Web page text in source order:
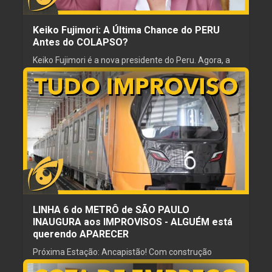
Keiko Fujimori: A Última Chance do PERU
Antes do COLAPSO?
Keiko Fujimori é a nova presidente do Peru. Agora, a
pergunta é: ela conseguirá romper o ciclo de crises
que derrubou todos os presidentes desde 2016?
15 jul. 2026
ESCRITOR REVISOR
Gordinho Caipira
NARRADOR
Gordinho Caipira
PRODUTOR
Girassol
LINHA 6 do METRÔ de SÃO PAULO
INAUGURA aos IMPROVISOS - ALGUÉM está
querendo APARECER
Próxima Estação: Ancapistão! Com construção
marcada por atrasos, paralisações e ineficiência